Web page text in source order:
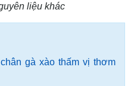
liệu khác
gà xào thấm vị thơm